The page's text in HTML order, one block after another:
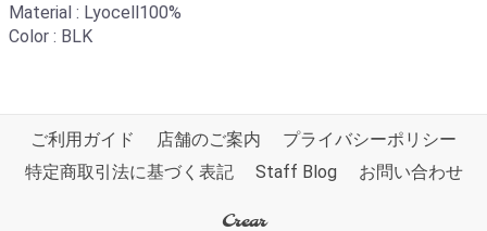
Material : Lyocell100%
Color : BLK
ご利用ガイド 店舗のご案内
プライバシーポリシー
特定商取引法に基づく表記
Staff Blog お問い合わせ
Crear